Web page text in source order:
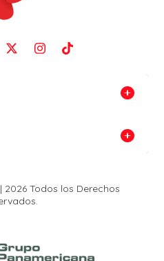
2026 Todos los Derechos